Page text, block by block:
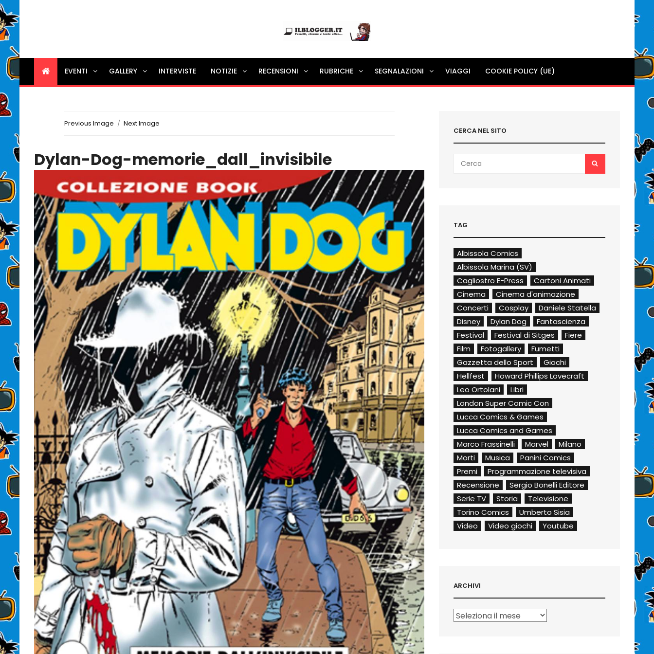
Ilblogger.it
Il portalino di blog |
EVENTI GALLERY INTERVISTE NOTIZIE RECENSIONI RUBRICHE SEGNALAZIONI VIAGGI COOKIE POLICY (UE)
Previous Image Next Image
Dylan-Dog-memorie_dall_invisibile
CERCA NEL SITO
for:
TAG
Albissola Comics
Albissola Marina (SV)
Cagliostro E-Press
Cartoni Animati
Cinema
Cinema d'animazione
Concerti
Cosplay
Daniele Statella
Disney
Dylan Dog
Fantascienza
Festival
Festival di Sitges
Fiere
Film
Fotogallery
Fumetti
Gazzetta dello Sport
Giochi
Hellfest
Howard Phillips Lovecraft
Leo Ortolani
Libri
London Super Comic Con
Lucca Comics & Games
Lucca Comics and Games
Marco Frassinelli
Marvel
Milano
Morti
Musica
Panini Comics
Premi
Programmazione televisiva
Recensione
Sergio Bonelli Editore
Serie TV
Storia
Televisione
Torino Comics
Umberto Sisia
Video
Video giochi Youtube
ARCHIVI
Archivi